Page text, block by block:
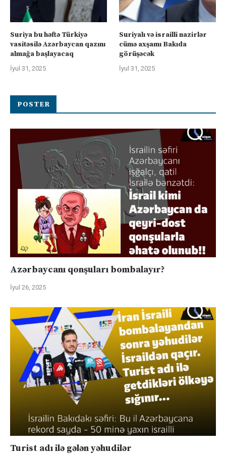
Suriya bu həftə Türkiyə
vasitəsilə Azərbaycan qazını
almağa başlayacaq
İyul 31, 2025
Suriyalı və israilli nazirlər
cümə axşamı Bakıda
görüşəcək
İyul 31, 2025
POSTER
Azərbaycanı qonşuları bombalayır?
İyul 26, 2025
Turist adı ilə gələn yəhudilər